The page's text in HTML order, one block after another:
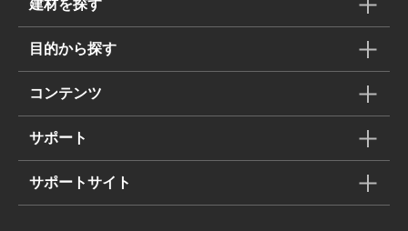
建材を探す
目的から探す
コンテンツ
サポート
サポートサイト